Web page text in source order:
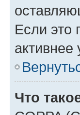
Если это
активнее
Что